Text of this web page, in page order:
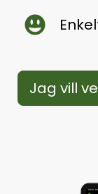
Jag vill